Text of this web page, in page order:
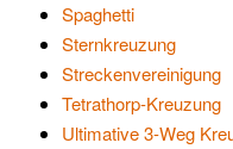
Spaghetti
Sternkreuzung
Streckenvereinigung
Tetrathorp-Kreuzung
Ultimative 3-Weg